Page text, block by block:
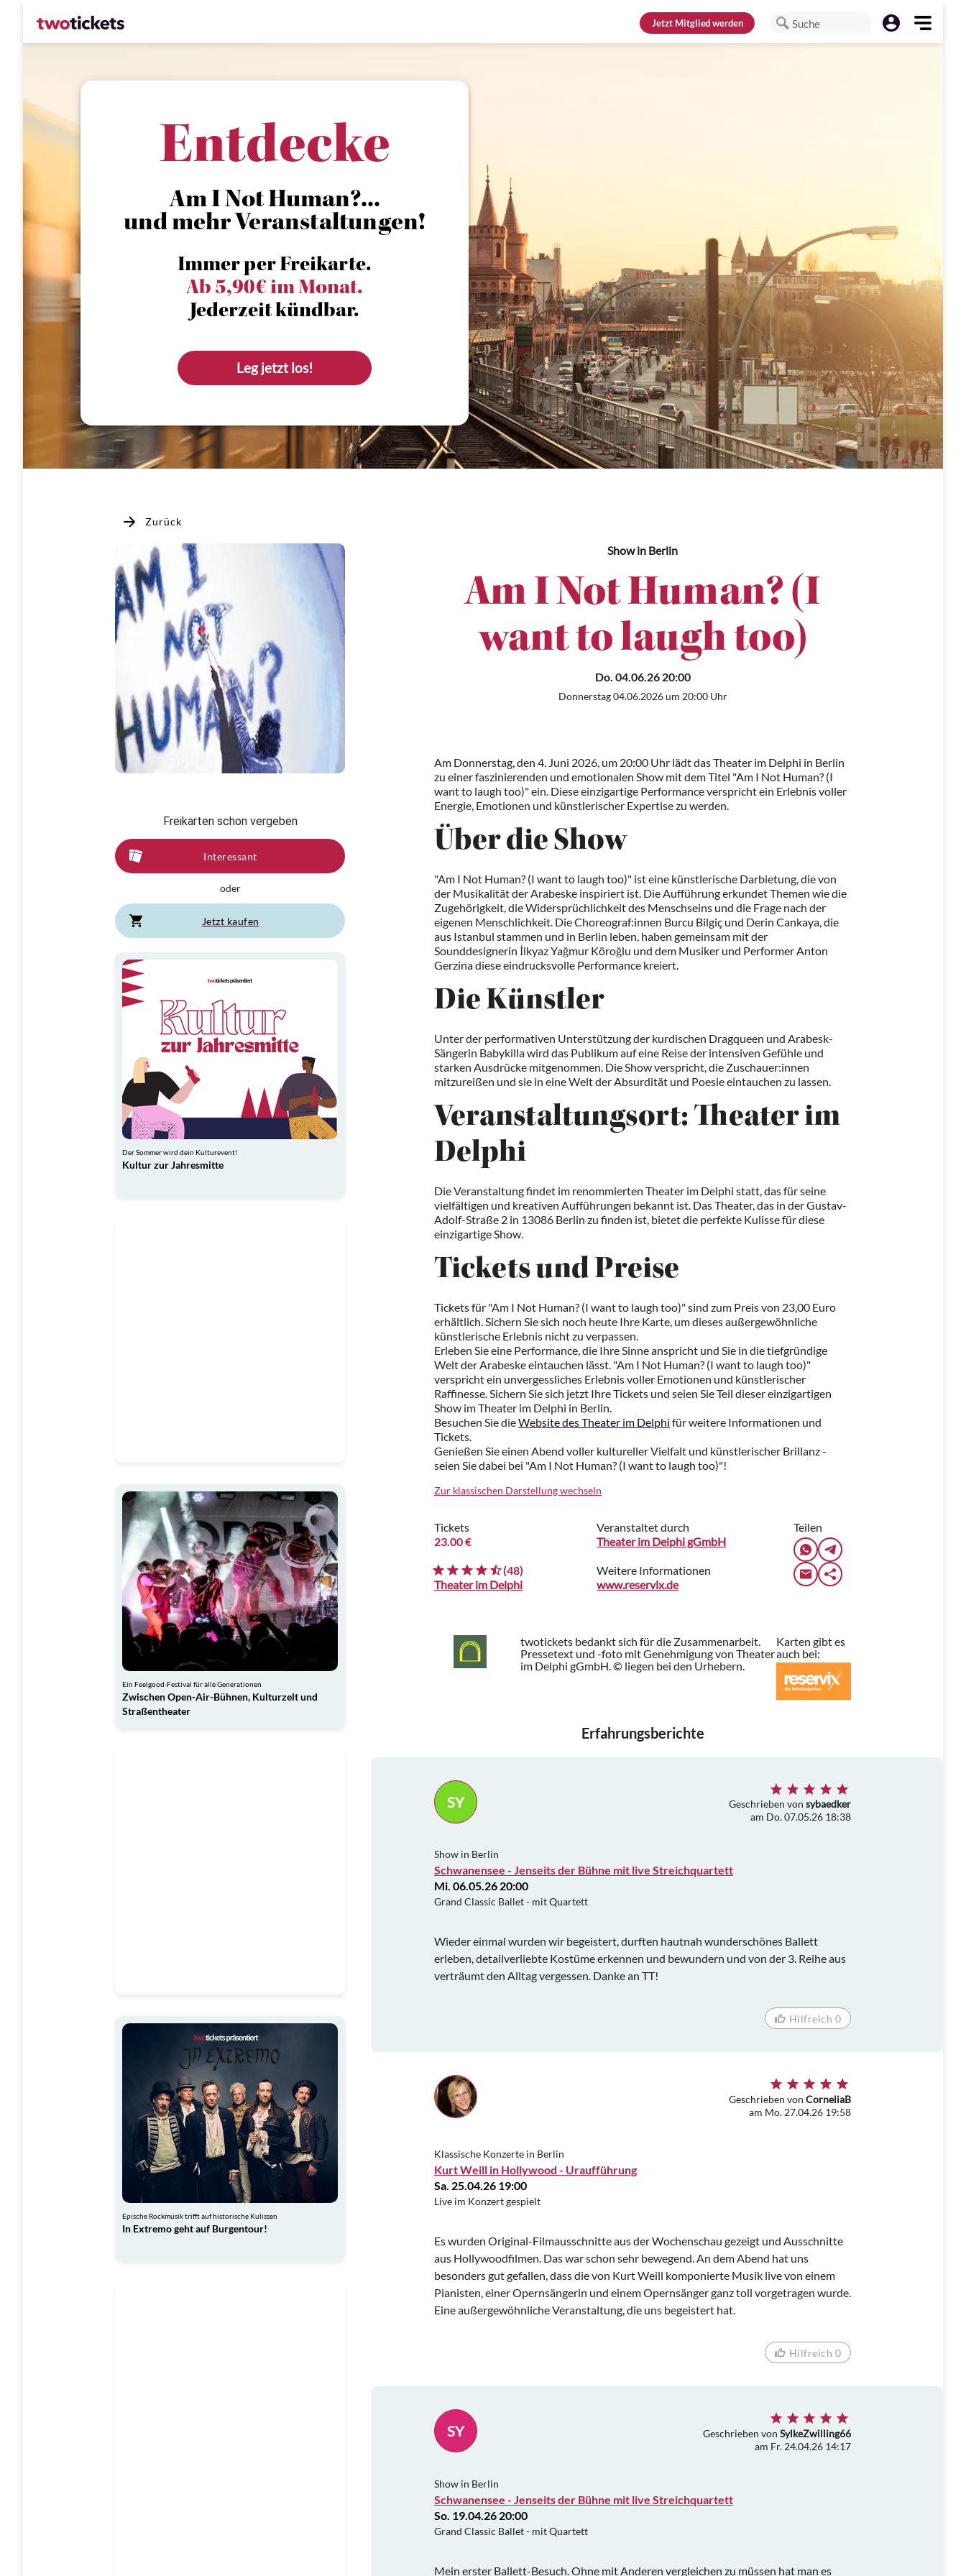
JetztMitglied werden Suche
Entdecke
Am I Not Human?...
und mehr Veranstaltungen!
Immer per Freikarte.
Ab 5,90€ im Monat.
Jederzeit kündbar.
Leg jetzt los!
Zurück
Freikarten schon vergeben
Interessant
oder
Jetzt kaufen
Der Sommer wird dein Kulturevent!
Kultur zur Jahresmitte
Ein Feelgood-Festival für alle Generationen
Zwischen Open-Air-Bühnen, Kulturzelt und
Straßentheater
Epische Rockmusik trifft auf historische Kulissen
In Extremo geht auf Burgentour!
Showin Berlin
Am I Not Human? (I
want to laugh too)
Do. 04.06.26 20:00
Donnerstag 04.06.2026 um 20:00 Uhr
Am Donnerstag, den 4. Juni 2026, um 20:00 Uhr lädt das Theater im Delphi in Berlin
zu einer faszinierenden und emotionalen Show mit dem Titel "Am I Not Human? (I
want to laugh too)" ein. Diese einzigartige Performance verspricht ein Erlebnis voller
Energie, Emotionen und künstlerischer Expertise zu werden.
Über die Show
"Am I Not Human? (I want to laugh too)" ist eine künstlerische Darbietung, die von
der Musikalität der Arabeske inspiriert ist. Die Aufführung erkundet Themen wie die
Zugehörigkeit, die Widersprüchlichkeit des Menschseins und die Frage nach der
eigenen Menschlichkeit. Die Choreograf:innen Burcu Bilgiç und Derin Cankaya, die
aus Istanbul stammen und in Berlin leben, haben gemeinsam mit der
Sounddesignerin İlkyaz Yağmur Köroğlu und dem Musiker und Performer Anton
Gerzina diese eindrucksvolle Performance kreiert.
Die Künstler
Unter der performativen Unterstützung der kurdischen Dragqueen und Arabesk-
Sängerin Babykilla wird das Publikum auf eine Reise der intensiven Gefühle und
starken Ausdrücke mitgenommen. Die Show verspricht, die Zuschauer:innen
mitzureißen und sie in eine Welt der Absurdität und Poesie eintauchen zu lassen.
Veranstaltungsort: Theater im
Delphi
Die Veranstaltung findet im renommierten Theater im Delphi statt, das für seine
vielfältigen und kreativen Aufführungen bekannt ist. Das Theater, das in der Gustav-
Adolf-Straße 2 in 13086 Berlin zu finden ist, bietet die perfekte Kulisse für diese
einzigartige Show.
Tickets und Preise
Tickets für "Am I Not Human? (I want to laugh too)" sind zum Preis von 23,00 Euro
erhältlich. Sichern Sie sich noch heute Ihre Karte, um dieses außergewöhnliche
künstlerische Erlebnis nicht zu verpassen.
Erleben Sie eine Performance, die Ihre Sinne anspricht und Sie in die tiefgründige
Welt der Arabeske eintauchen lässt. "Am I Not Human? (I want to laugh too)"
verspricht ein unvergessliches Erlebnis voller Emotionen und künstlerischer
Raffinesse. Sichern Sie sich jetzt Ihre Tickets und seien Sie Teil dieser einzigartigen
Show im Theater im Delphi in Berlin.
Besuchen Sie dieWebsite des Theater im Delphi für weitere Informationen und
Tickets.
Genießen Sie einen Abend voller kultureller Vielfalt und künstlerischer Brillanz -
seien Sie dabei bei "Am I Not Human? (I want to laugh too)"!
Zur klassischen Darstellung wechseln
Tickets
23.00 €
(48)
Theater im Delphi
Veranstaltet durch
Theater im Delphi gGmbH
Weitere Informationen
www.reservix.de
Teilen
twotickets bedankt sich für die Zusammenarbeit.
Pressetext und -foto mit Genehmigung von Theater
im Delphi gGmbH. © liegen bei den Urhebern.
Karten gibt es
auch bei:
Erfahrungsberichte
SY Geschrieben von sybaedker
am Do. 07.05.26 18:38
Show in Berlin
Schwanensee - Jenseits der Bühne mit live Streichquartett
Mi. 06.05.26 20:00
Grand Classic Ballet - mit Quartett
Wieder einmal wurden wir begeistert, durften hautnah wunderschönes Ballett
erleben, detailverliebte Kostüme erkennen und bewundern und von der 3. Reihe aus
verträumt den Alltag vergessen. Danke an TT!
Hilfreich 0
Geschrieben von CorneliaB
am Mo. 27.04.26 19:58
Klassische Konzerte in Berlin
Kurt Weill in Hollywood - Uraufführung
Sa. 25.04.26 19:00
Live im Konzert gespielt
Es wurden Original-Filmausschnitte aus der Wochenschau gezeigt und Ausschnitte
aus Hollywoodfilmen. Das war schon sehr bewegend. An dem Abend hat uns
besonders gut gefallen, dass die von Kurt Weill komponierte Musik live von einem
Pianisten, einer Opernsängerin und einem Opernsänger ganz toll vorgetragen wurde.
Eine außergewöhnliche Veranstaltung, die uns begeistert hat.
Hilfreich 0
SY Geschrieben von SylkeZwilling66
am Fr. 24.04.26 14:17
Show in Berlin
Schwanensee - Jenseits der Bühne mit live Streichquartett
So. 19.04.26 20:00
Grand Classic Ballet - mit Quartett
Mein erster Ballett-Besuch. Ohne mit Anderen vergleichen zu müssen hat man es